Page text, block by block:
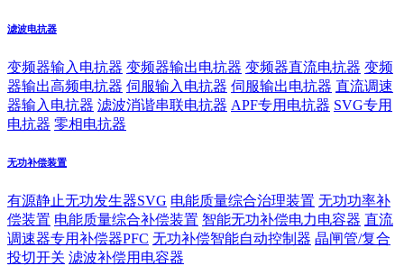
滤波电抗器
变频器输入电抗器 变频器输出电抗器 变频器直流电抗器 变频
器输出高频电抗器 伺服输入电抗器 伺服输出电抗器 直流调速
器输入电抗器 滤波消谐串联电抗器 APF专用电抗器 SVG专用
电抗器 零相电抗器
无功补偿装置
有源静止无功发生器SVG 电能质量综合治理装置 无功功率补
偿装置 电能质量综合补偿装置 智能无功补偿电力电容器 直流
调速器专用补偿器PFC 无功补偿智能自动控制器 晶闸管/复合
投切开关 滤波补偿用电容器